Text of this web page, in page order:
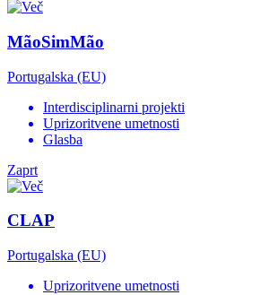
MãoSimMão
Portugalska (EU)
Interdisciplinarni projekti
Uprizoritvene umetnosti
Glasba
Zaprt
CLAP
Portugalska (EU)
Uprizoritvene umetnosti